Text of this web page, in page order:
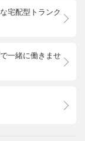
宅配型トランク
一緒に働きませ